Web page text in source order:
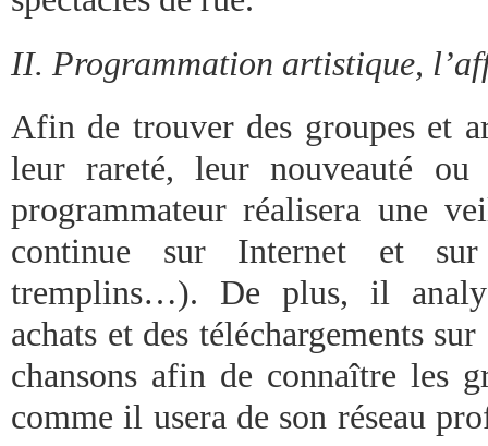
II. Programmation artistique,
Afin de trouver des groupes et
leur rareté, leur nouveauté
programmateur réalisera une
continue sur Internet et
tremplins…). De plus, il
achats et des téléchargements
chansons afin de connaître les
comme il usera de son réseau